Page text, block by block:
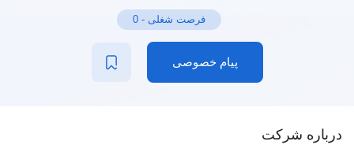
فرصت شغلی -
0
پیام خصوصی
درباره شرکت